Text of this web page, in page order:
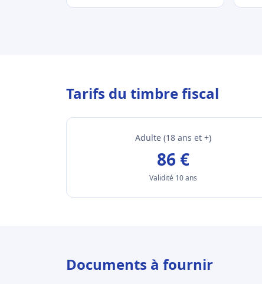
Tarifs du timbre fiscal
Adulte (18 ans et +)
86 €
Validité 10 ans
Documents à fournir